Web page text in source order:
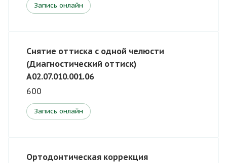
Запись онлайн
Снятие оттиска с одной челюсти
(Диагностический оттиск)
A02.07.010.001.06
600
Запись онлайн
Ортодонтическая коррекция